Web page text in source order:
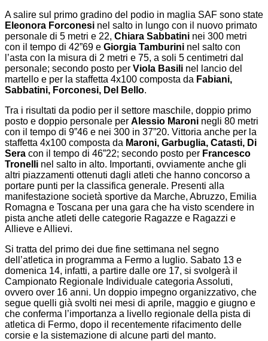
A salire sul primo gradino del podio in maglia SAF sono state
Eleonora Forconesi nel salto in lungo con il nuovo primato
personale di 5 metri e 22, Chiara Sabbatini nei 300 metri
con il tempo di 42”69 e Giorgia Tamburini nel salto con
l’asta con la misura di 2 metri e 75, a soli 5 centimetri dal
personale; secondo posto per Viola Basili nel lancio del
martello e per la staffetta 4x100 composta da Fabiani,
Sabbatini, Forconesi, Del Bello.
Tra i risultati da podio per il settore maschile, doppio primo
posto e doppio personale per Alessio Maroni negli 80 metri
con il tempo di 9”46 e nei 300 in 37”20. Vittoria anche per la
staffetta 4x100 composta da Maroni, Garbuglia, Catasti, Di
Sera con il tempo di 46”22; secondo posto per Francesco
Tronelli nel salto in alto. Importanti, ovviamente anche gli
altri piazzamenti ottenuti dagli atleti che hanno concorso a
portare punti per la classifica generale. Presenti alla
manifestazione società sportive da Marche, Abruzzo, Emilia
Romagna e Toscana per una gara che ha visto scendere in
pista anche atleti delle categorie Ragazze e Ragazzi e
Allieve e Allievi.
Si tratta del primo dei due fine settimana nel segno
dell’atletica in programma a Fermo a luglio. Sabato 13 e
domenica 14, infatti, a partire dalle ore 17, si svolgerà il
Campionato Regionale Individuale categoria Assoluti,
ovvero over 16 anni. Un doppio impegno organizzativo, che
segue quelli già svolti nei mesi di aprile, maggio e giugno e
che conferma l’importanza a livello regionale della pista di
atletica di Fermo, dopo il recentemente rifacimento delle
corsie e la sistemazione di alcune parti del manto.